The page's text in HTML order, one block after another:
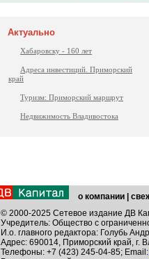
Актуально
Хабаровску - 160 лет
Адреса инвестиций. Приморский
край
Туризм: Приморский маршрут
Недвижимость Владивостока
о компании
© 2000-2025 Сетевое издание ДВ
Учредитель: Общество с
И.о. главного редактора: Голубь
Адрес: 690014, Приморский край, г.
Телефоны: +7 (423) 245-04-85; Email: